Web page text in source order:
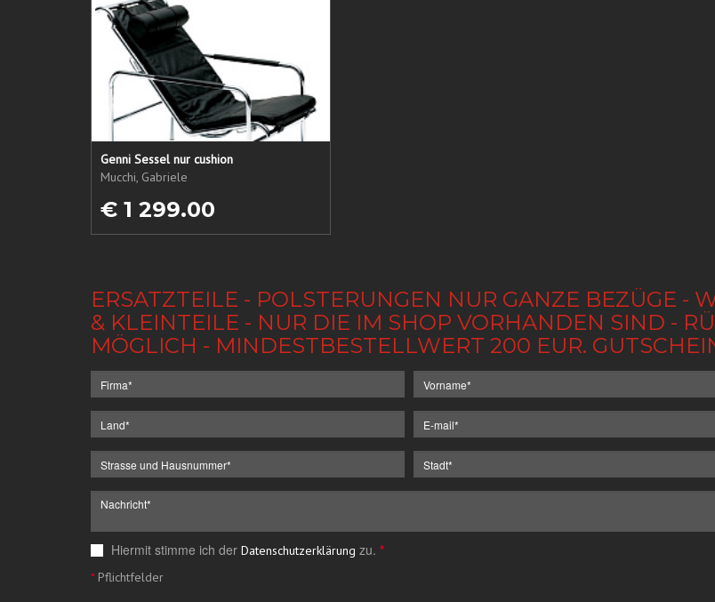
Genni Sessel nur cushion
Mucchi, Gabriele
€ 1 299.00
ERSATZTEILE - POLSTERUNGEN NUR GANZE BEZÜGE -
& KLEINTEILE - NUR DIE IM SHOP VORHANDEN SIND -
MÖGLICH - MINDESTBESTELLWERT 200 EUR.
Hiermit stimme ich der Datenschutzerklärung zu. *
*Pflichtfelder